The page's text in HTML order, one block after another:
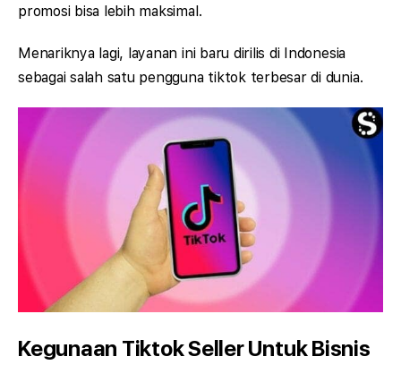
promosi bisa lebih maksimal.
Menariknya lagi, layanan ini baru dirilis di Indonesia
sebagai salah satu pengguna tiktok terbesar di dunia.
Kegunaan Tiktok Seller Untuk Bisnis